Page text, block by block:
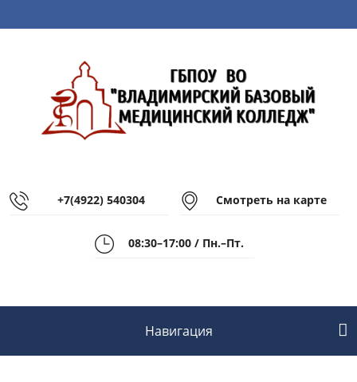
+7(4922) 540304 Смотреть на карте
08:30–17:00 / Пн.–Пт.
Навигация